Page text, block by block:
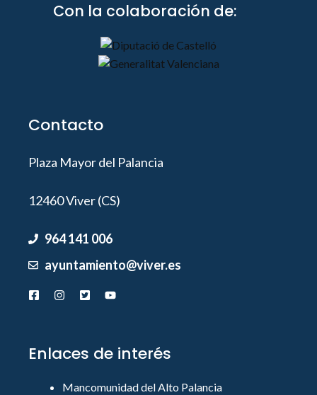
Con la colaboración de:
Contacto
Plaza Mayor del Palancia
12460 Viver (CS)
964 141 006
ayuntamiento@viver.es
Enlaces de interés
Mancomunidad del Alto Palancia